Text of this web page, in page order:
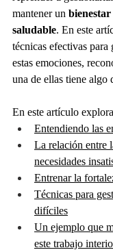
mantener un
saludable. En este
técnicas efectivas
estas emociones,
una de ellas tiene algo
En este artículo
Entendiendo las
La relación entre
necesidades
Entrenar la
Técnicas para
difíciles
Un ejemplo que
este trabajo